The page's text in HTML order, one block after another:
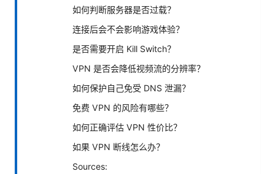
如何判断服务器是否过载？
连接后会不会影响游戏体验？
是否需要开启 Kill Switch？
VPN 是否会降低视频流的分辨率？
如何保护自己免受 DNS 泄漏？
免费 VPN 的风险有哪些？
如何正确评估 VPN 性价比？
如果 VPN 断线怎么办？
Sources: